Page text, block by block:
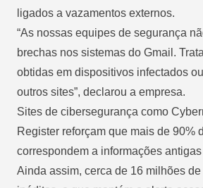
ligados a vazamentos externos.
“As nossas equipes de segurança
brechas nos sistemas do Gmail.
obtidas em dispositivos infectados
outros sites”, declarou a empresa.
Sites de cibersegurança como
Register reforçam que mais de 90%
correspondem a informações
Ainda assim, cerca de 16 milhões